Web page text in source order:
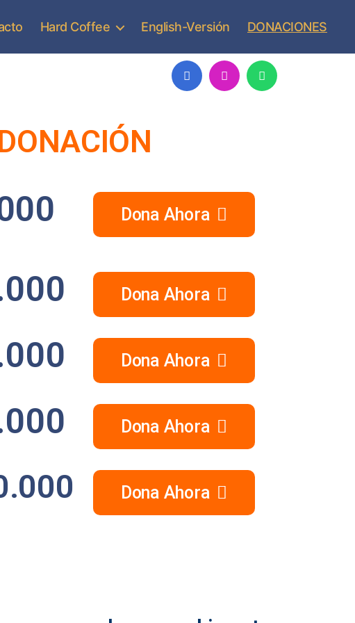
Hard Coffee English-Versión DONACIONES
Dona Ahora
Dona Ahora
Dona Ahora
Dona Ahora
Dona Ahora